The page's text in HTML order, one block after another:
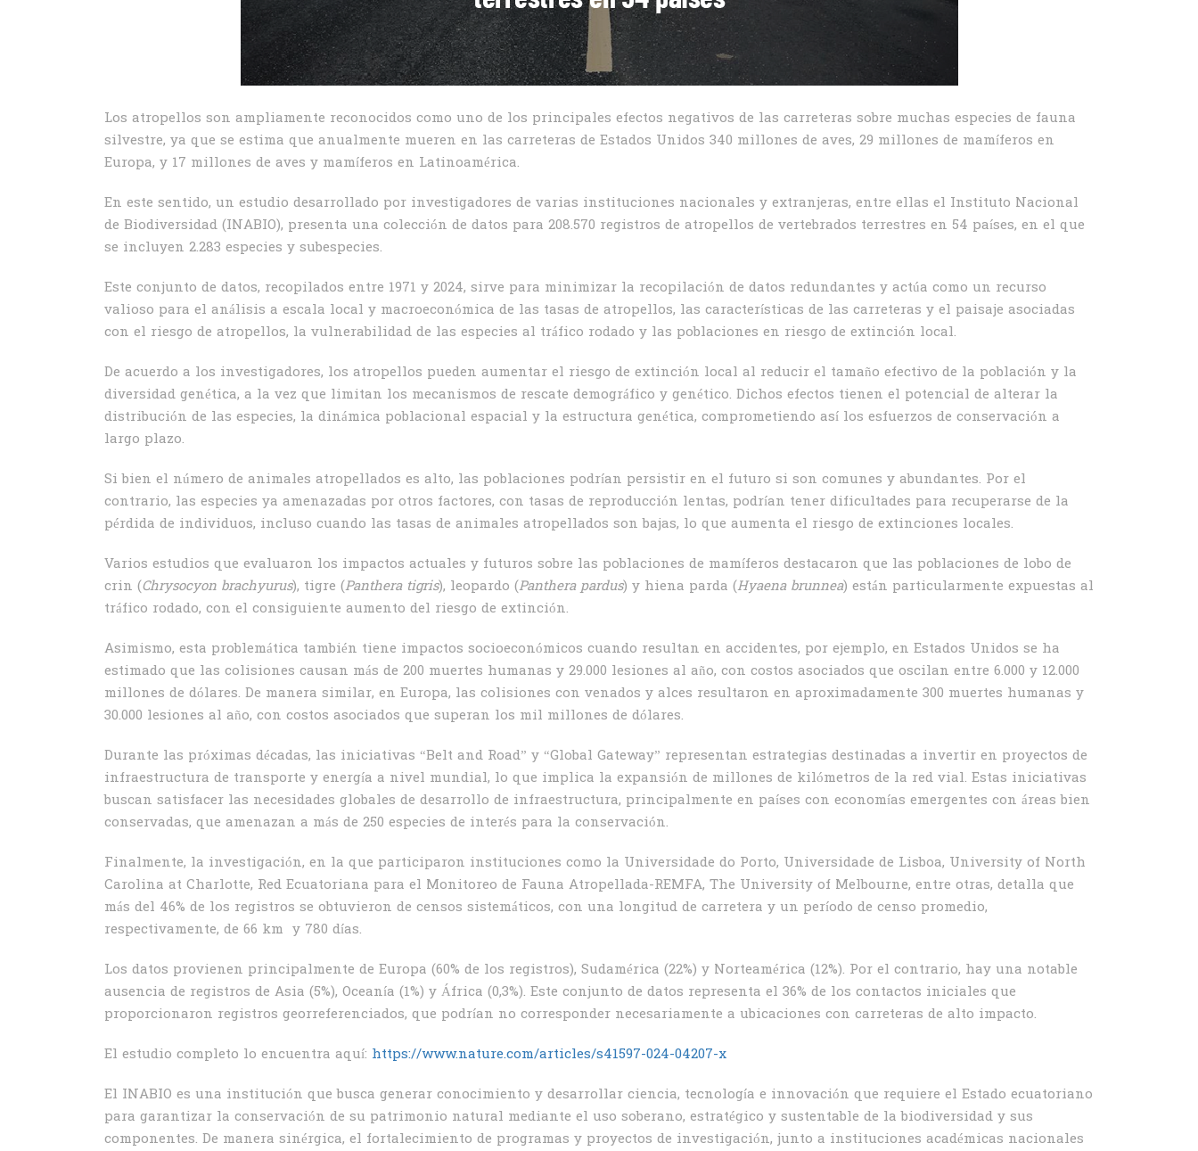
Los atropellos son ampliamente reconocidos como uno de los principales efectos negativos de las carreteras sobre muchas especies de fauna
silvestre, ya que se estima que anualmente mueren en las carreteras de Estados Unidos 340 millones de aves, 29 millones de mamíferos en
Europa, y 17 millones de aves y mamíferos en Latinoamérica.
En este sentido, un estudio desarrollado por investigadores de varias instituciones nacionales y extranjeras, entre ellas el Instituto Nacional
de Biodiversidad (INABIO), presenta una colección de datos para 208.570 registros de atropellos de vertebrados terrestres en 54 países, en el que
se incluyen 2.283 especies y subespecies.
Este conjunto de datos, recopilados entre 1971 y 2024, sirve para minimizar la recopilación de datos redundantes y actúa como un recurso
valioso para el análisis a escala local y macroeconómica de las tasas de atropellos, las características de las carreteras y el paisaje asociadas
con el riesgo de atropellos, la vulnerabilidad de las especies al tráfico rodado y las poblaciones en riesgo de extinción local.
De acuerdo a los investigadores, los atropellos pueden aumentar el riesgo de extinción local al reducir el tamaño efectivo de la población y la
diversidad genética, a la vez que limitan los mecanismos de rescate demográfico y genético. Dichos efectos tienen el potencial de alterar la
distribución de las especies, la dinámica poblacional espacial y la estructura genética, comprometiendo así los esfuerzos de conservación a
largo plazo.
Si bien el número de animales atropellados es alto, las poblaciones podrían persistir en el futuro si son comunes y abundantes. Por el
contrario, las especies ya amenazadas por otros factores, con tasas de reproducción lentas, podrían tener dificultades para recuperarse de la
pérdida de individuos, incluso cuando las tasas de animales atropellados son bajas, lo que aumenta el riesgo de extinciones locales.
Varios estudios que evaluaron los impactos actuales y futuros sobre las poblaciones de mamíferos destacaron que las poblaciones de lobo de
crin (Chrysocyon brachyurus), tigre (Panthera tigris), leopardo (Panthera pardus) y hiena parda (Hyaena brunnea) están particularmente expuestas al
tráfico rodado, con el consiguiente aumento del riesgo de extinción.
Asimismo, esta problemática también tiene impactos socioeconómicos cuando resultan en accidentes, por ejemplo, en Estados Unidos se ha
estimado que las colisiones causan más de 200 muertes humanas y 29.000 lesiones al año, con costos asociados que oscilan entre 6.000 y 12.000
millones de dólares. De manera similar, en Europa, las colisiones con venados y alces resultaron en aproximadamente 300 muertes humanas y
30.000 lesiones al año, con costos asociados que superan los mil millones de dólares.
Durante las próximas décadas, las iniciativas “Belt and Road” y “Global Gateway” representan estrategias destinadas a invertir en proyectos de
infraestructura de transporte y energía a nivel mundial, lo que implica la expansión de millones de kilómetros de la red vial. Estas iniciativas
buscan satisfacer las necesidades globales de desarrollo de infraestructura, principalmente en países con economías emergentes con áreas bien
conservadas, que amenazan a más de 250 especies de interés para la conservación.
Finalmente, la investigación, en la que participaron instituciones como la Universidade do Porto, Universidade de Lisboa, University of North
Carolina at Charlotte, Red Ecuatoriana para el Monitoreo de Fauna Atropellada-REMFA, The University of Melbourne, entre otras, detalla que
más del 46% de los registros se obtuvieron de censos sistemáticos, con una longitud de carretera y un período de censo promedio,
respectivamente, de 66 km y 780 días.
Los datos provienen principalmente de Europa (60% de los registros), Sudamérica (22%) y Norteamérica (12%). Por el contrario, hay una notable
ausencia de registros de Asia (5%), Oceanía (1%) y África (0,3%). Este conjunto de datos representa el 36% de los contactos iniciales que
proporcionaron registros georreferenciados, que podrían no corresponder necesariamente a ubicaciones con carreteras de alto impacto.
El estudio completo lo encuentra aquí: https://www.nature.com/articles/s41597-024-04207-x
El INABIO es una institución que busca generar conocimiento y desarrollar ciencia, tecnología e innovación que requiere el Estado ecuatoriano
para garantizar la conservación de su patrimonio natural mediante el uso soberano, estratégico y sustentable de la biodiversidad y sus
componentes. De manera sinérgica, el fortalecimiento de programas y proyectos de investigación, junto a instituciones académicas nacionales